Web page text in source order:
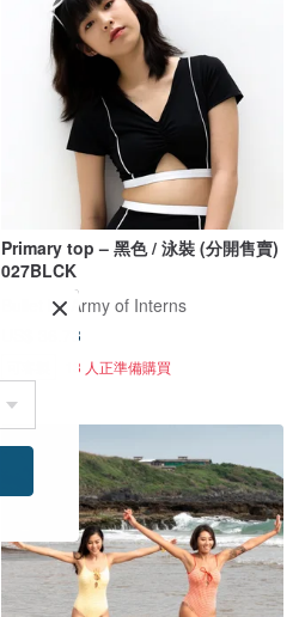
Primary top – 黑色 / 泳裝 (分開售賣)
027BLCK
Bullet by Army of Interns
US$ 36.73
13 人正準備購買